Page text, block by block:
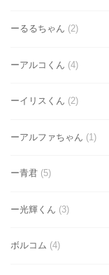
ーるるちゃん (2)
ーアルコくん (4)
ーイリスくん (2)
ーアルファちゃん (1)
ー青君 (5)
ー光輝くん (3)
ボルコム (4)